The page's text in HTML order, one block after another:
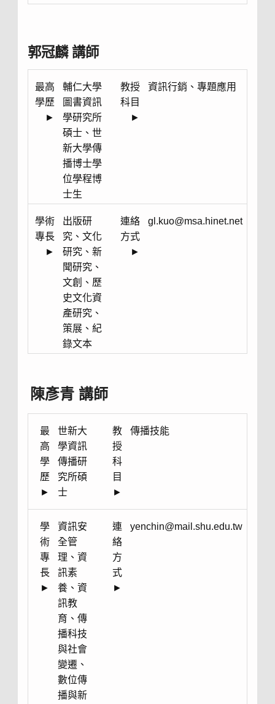
郭冠麟 講師
最高
學歷
►
輔仁大學
圖書資訊
學研究所
碩士、世
新大學傳
播博士學
位學程博
士生
教授
科目
►
資訊行銷、專題應用
學術
專長
►
出版研
究、文化
研究、新
聞研究、
文創、歷
史文化資
產研究、
策展、紀
錄文本
連絡
方式
►
gl.kuo@msa.hinet.net
陳彥青 講師
最
高
學
歷
►
世新大
學資訊
傳播研
究所碩
士
教
授
科
目
►
傳播技能
學
術
專
長
►
資訊安
全管
理、資
訊素
養、資
訊教
育、傳
播科技
與社會
變遷、
數位傳
播與新
連
絡
方
式
►
yenchin@mail.shu.edu.tw